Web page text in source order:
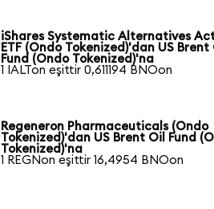
iShares Systematic Alternatives
ETF (Ondo Tokenized)'dan US Brent
Fund (Ondo Tokenized)'na
1 IALTon eşittir 0,611194 BNOon
Regeneron Pharmaceuticals (Ondo
Tokenized)'dan US Brent Oil Fund
Tokenized)'na
1 REGNon eşittir 16,4954 BNOon